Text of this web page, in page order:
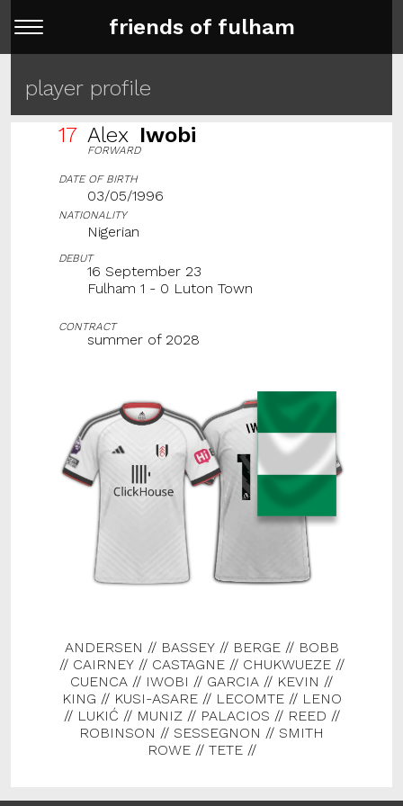
friends of fulham
player profile
17 Alex Iwobi
FORWARD
DATE OF BIRTH
03/05/1996
NATIONALITY
Nigerian
DEBUT
16 September 23
Fulham 1 - 0 Luton Town
CONTRACT
summer of 2028
ANDERSEN // BASSEY// BERGE// BOBB
// CAIRNEY// CASTAGNE// CHUKWUEZE//
CUENCA // IWOBI // GARCIA // KEVIN //
KING // KUSI-ASARE// LECOMTE// LENO
// LUKIĆ // MUNIZ// PALACIOS // REED //
ROBINSON // SESSEGNON // SMITH
ROWE// TETE//